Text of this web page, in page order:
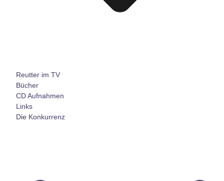
Reutter im TV
Bücher
CD Aufnahmen
Links
Die Konkurrenz